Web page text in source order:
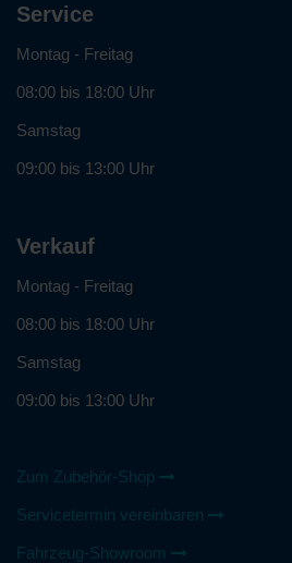
Service
Montag - Freitag
08:00 bis 18:00 Uhr
Samstag
09:00 bis 13:00 Uhr
Verkauf
Montag - Freitag
08:00 bis 18:00 Uhr
Samstag
09:00 bis 13:00 Uhr
Zum Zubehör-Shop
Servicetermin vereinbaren
Fahrzeug-Showroom